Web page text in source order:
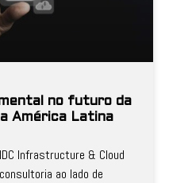
no futuro da
América Latina
Infrastructure & Cloud
ao lado de